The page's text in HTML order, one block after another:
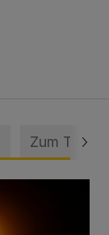
Zum Thema